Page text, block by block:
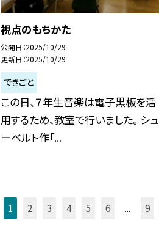
視点のもちかた
公開日 2025/10/29
更新日 2025/10/29
できごと
この日、７年生音楽は電子黒板を活
用するため、教室で行いました。 シュ
ーベルト作「...
1 2 3 4 5 6 ... 9